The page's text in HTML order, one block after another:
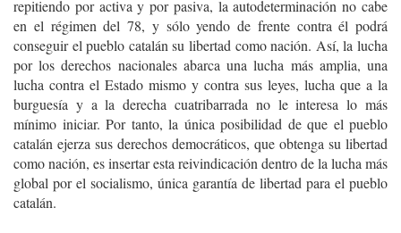
repitiendo por activa y por pasiva, la autodeterminación no cabe
en el régimen del 78, y sólo yendo de frente contra él podrá
conseguir el pueblo catalán su libertad como nación. Así, la lucha
por los derechos nacionales abarca una lucha más amplia, una
lucha contra el Estado mismo y contra sus leyes, lucha que a la
burguesía y a la derecha cuatribarrada no le interesa lo más
mínimo iniciar. Por tanto, la única posibilidad de que el pueblo
catalán ejerza sus derechos democráticos, que obtenga su libertad
como nación, es insertar esta reivindicación dentro de la lucha más
global por el socialismo, única garantía de libertad para el pueblo
catalán.